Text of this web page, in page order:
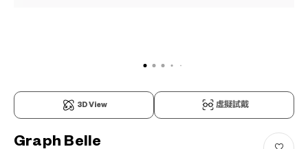
3D View 虛擬試戴
Graph Belle